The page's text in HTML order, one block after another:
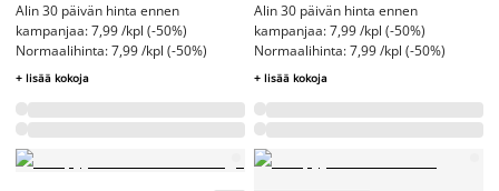
Alin 30 päivän hinta ennen
kampanjaa: 7,99 /kpl (-50%)
Normaalihinta: 7,99 /kpl (-50%)
+ lisää kokoja
Alin 30 päivän hinta ennen
kampanjaa: 7,99 /kpl (-50%)
Normaalihinta: 7,99 /kpl (-50%)
+ lisää kokoja